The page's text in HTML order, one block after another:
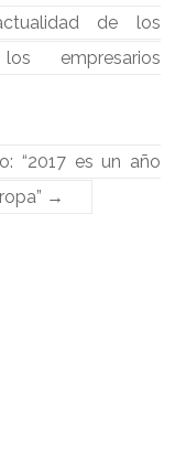
de los
empresarios
“2017 es un año
→